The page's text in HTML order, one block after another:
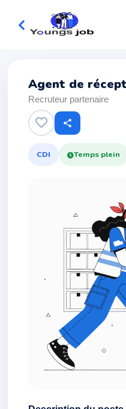
Agent de
Recruteur partenaire
share
CDI Temps plein